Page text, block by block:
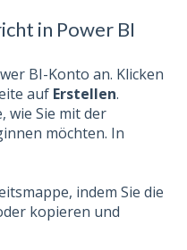
in Power BI
BI-Konto an. Klicken
auf Erstellen.
wie Sie mit der
möchten. In
indem Sie die
kopieren und